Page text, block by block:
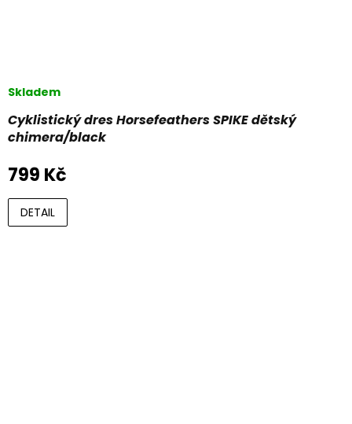
Cyklistický dres Horsefeathers SPIKE dětský
chimera/black
Skladem
799 Kč
DETAIL